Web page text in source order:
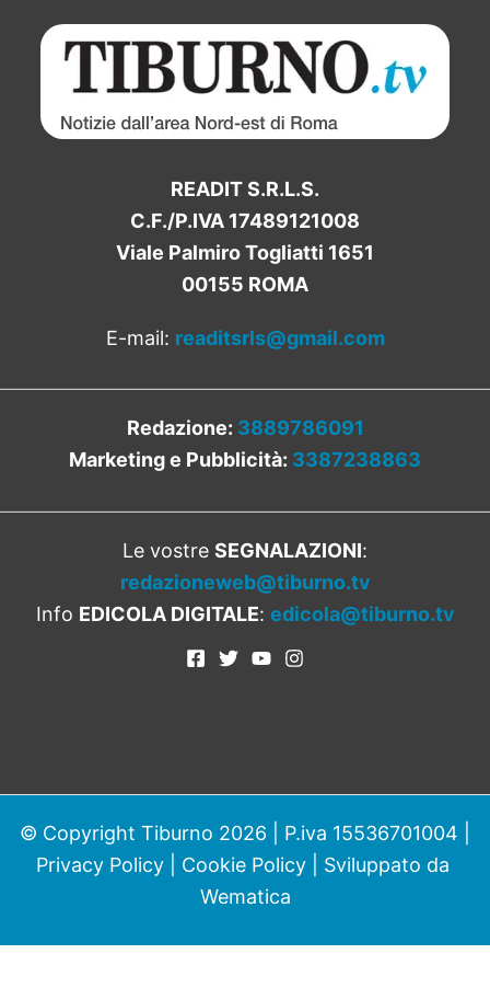
READIT S.R.L.S.
C.F./P.IVA 17489121008
Viale Palmiro Togliatti 1651
00155 ROMA
E-mail: readitsrls@gmail.com
Redazione: 3889786091
Marketing e Pubblicità: 3387238863
Le vostre SEGNALAZIONI:
redazioneweb@tiburno.tv
Info EDICOLA DIGITALE: edicola@tiburno.tv
© Copyright Tiburno 2026 | P.iva 15536701004 |
Privacy Policy| Cookie Policy| Sviluppato da
Wematica